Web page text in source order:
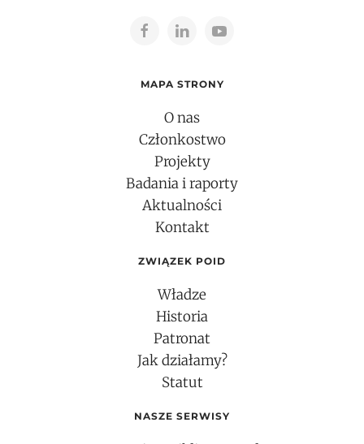
MAPA STRONY
O nas
Członkostwo
Projekty
Badania i raporty
Aktualności
Kontakt
ZWIĄZEK POID
Władze
Historia
Patronat
Jak działamy?
Statut
NASZE SERWISY